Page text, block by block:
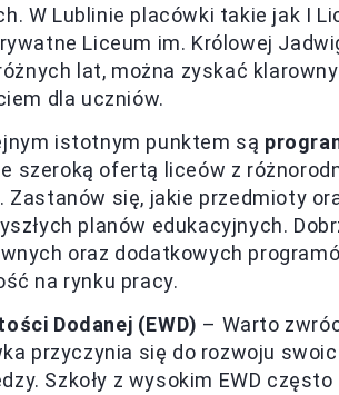
W Lublinie placówki takie jak I
Liceum im. Królowej
lat, można zyskać
dla uczniów.
istotnym punktem są
szeroką ofertą liceów z
Zastanów się, jakie przedmioty
planów edukacyjnych.
oraz dodatkowych
na rynku pracy.
Dodanej (EWD) – Warto
przyczynia się do rozwoju
Szkoły z wysokim EWD